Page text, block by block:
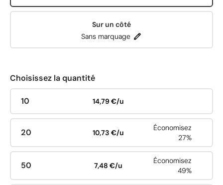
Sur un côté
Sans marquage
Choisissez la quantité
10 14,79 €/u
20 10,73 €/u
Économisez
27%
50 7,48 €/u
Économisez
49%